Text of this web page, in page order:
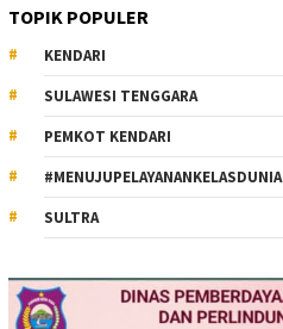
TOPIK POPULER
KENDARI
SULAWESI TENGGARA
PEMKOT KENDARI
#MENUJUPELAYANANKELASDUNIA
SULTRA